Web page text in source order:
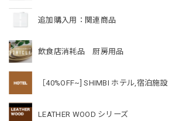
追加購入用：関連商品
飲食店消耗品 厨房用品
［40%OFF~] SHIMBI ホテル,宿泊施設
LEATHER WOOD シリーズ